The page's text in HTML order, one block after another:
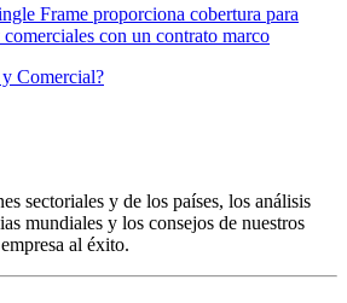
Frame proporciona cobertura para
con un contrato marco
Comercial?
sectoriales y de los países, los análisis
mundiales y los consejos de nuestros
al éxito.